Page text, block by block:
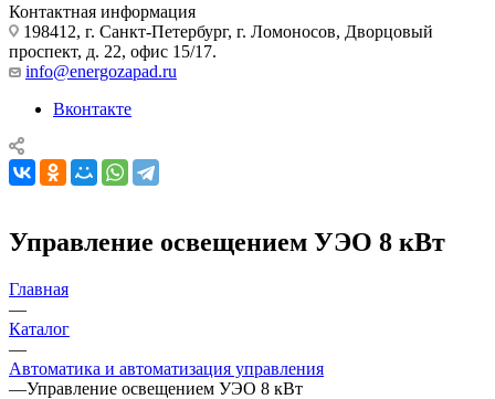
Контактная информация
198412, г. Санкт-Петербург, г. Ломоносов, Дворцовый
проспект, д. 22, офис 15/17.
info@energozapad.ru
Вконтакте
Управление освещением УЭО 8 кВт
Главная
—
Каталог
—
Автоматика и автоматизация управления
—Управление освещением УЭО 8 кВт